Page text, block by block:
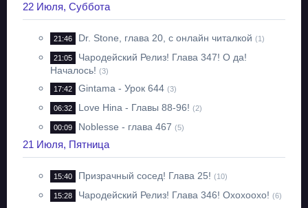
22 Июля, Суббота
21:46 Dr. Stone, глава 20, с онлайн читалкой (1)
21:05
Чародейский Релиз! Глава 347! О да!
Началось! (3)
17:42 Gintama - Урок 644 (3)
06:32 Love Hina - Главы 88-96! (2)
00:09 Noblesse - глава 467 (5)
21 Июля, Пятница
15:40 Призрачный сосед! Глава 25! (10)
15:28 Чародейский Релиз! Глава 346! Охохоохо! (6)